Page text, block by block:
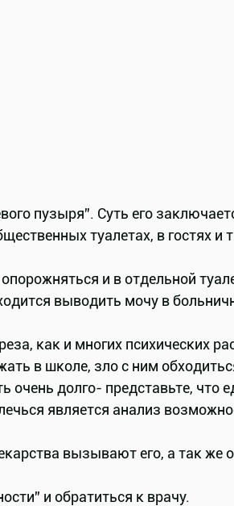
пузыря”. Суть его
туалетах, в гостях и
и в отдельной
выводить мочу в
как и многих психических
в школе, зло с ним
очень долго- представьте, что
является анализ
вызывают его, а так же
и обратиться к врачу.